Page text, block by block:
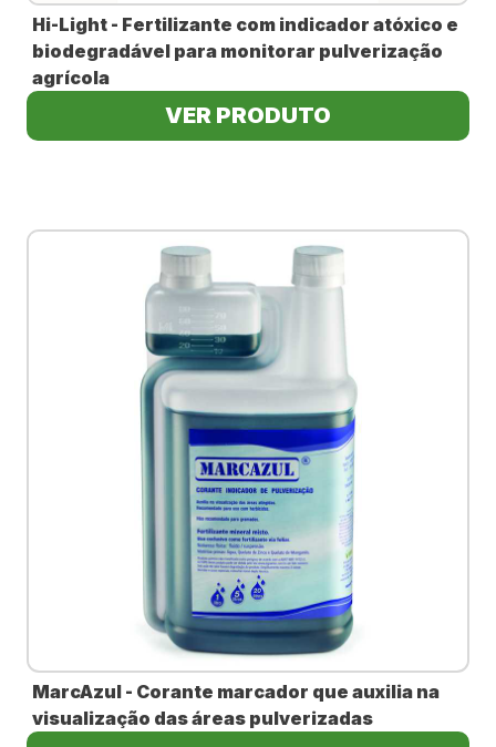
Hi-Light - Fertilizante com indicador atóxico e
biodegradável para monitorar pulverização
agrícola
VER PRODUTO
MarcAzul - Corante marcador que auxilia na
visualização das áreas pulverizadas